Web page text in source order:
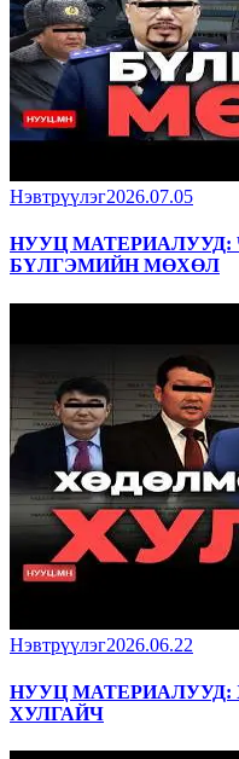
Нэвтрүүлэг2026.07.05
НУУЦ
БҮЛГЭМИЙН МӨХӨЛ
Нэвтрүүлэг2026.06.22
НУУЦ
ХУЛГАЙЧ